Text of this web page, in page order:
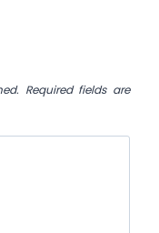
Required fields are